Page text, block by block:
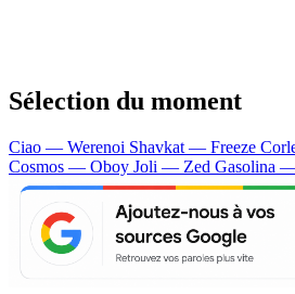
Sélection du moment
Ciao — Werenoi Shavkat — Freeze
Cosmos — Oboy Joli — Zed Gasolina